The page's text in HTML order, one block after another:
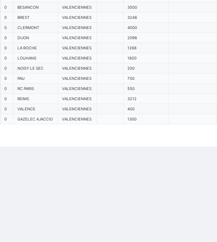
0 BESANCON VALENCIENNES 3500
0 BREST VALENCIENNES 3246
0 CLERMONT VALENCIENNES 4000
0 DIJON VALENCIENNES 2096
0 LA ROCHE VALENCIENNES 1268
0 LOUHANS VALENCIENNES 1800
0 NOISY LE SEC VALENCIENNES 200
0 PAU VALENCIENNES 700
0 RC PARIS VALENCIENNES 550
0 REIMS VALENCIENNES 3212
0 VALENCE VALENCIENNES 400
0 GAZELEC AJACCIO VALENCIENNES 1300